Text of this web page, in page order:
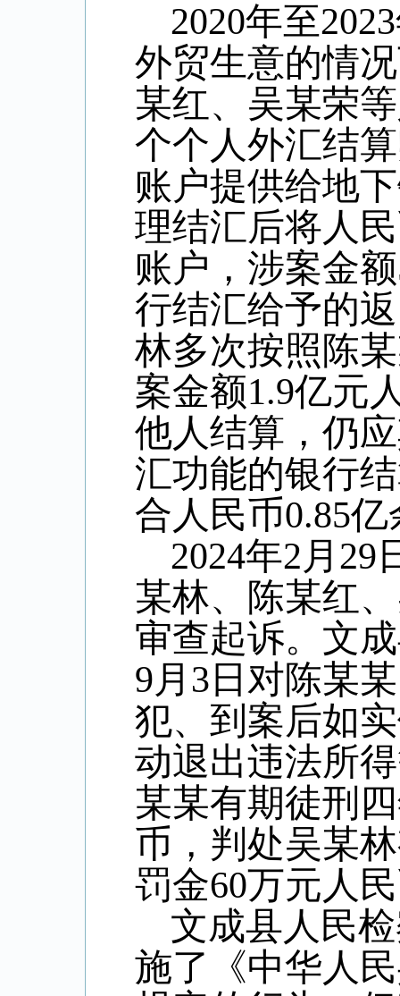
2020年至2023
外贸生意的情
某红、吴某荣
个个人外汇结
账户提供给地
理结汇后将人
账户，涉案金额
行结汇给予的
林多次按照陈
案金额1.9亿元
他人结算，仍
汇功能的银行
合人民币0.85亿
2024年2 月 29
某林、陈某红
审查起诉。文
9月 3 日对陈某
犯、到案后如
动退出违法所
某某有期徒刑
币，判处吴某
罚金60万元人
文成县人民
施了《中华人